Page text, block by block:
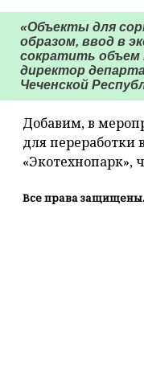
«Объекты для
образом, ввод в
сократить объем
директор
Чеченской
Добавим, в
для переработки
«Экотехнопарк»,
Все права